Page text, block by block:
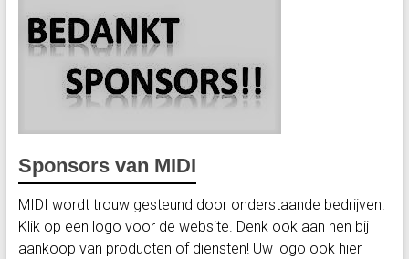
Sponsors van MIDI
MIDI wordt trouw gesteund door onderstaande bedrijven.
Klik op een logo voor de website. Denk ook aan hen bij
aankoop van producten of diensten! Uw logo ook hier